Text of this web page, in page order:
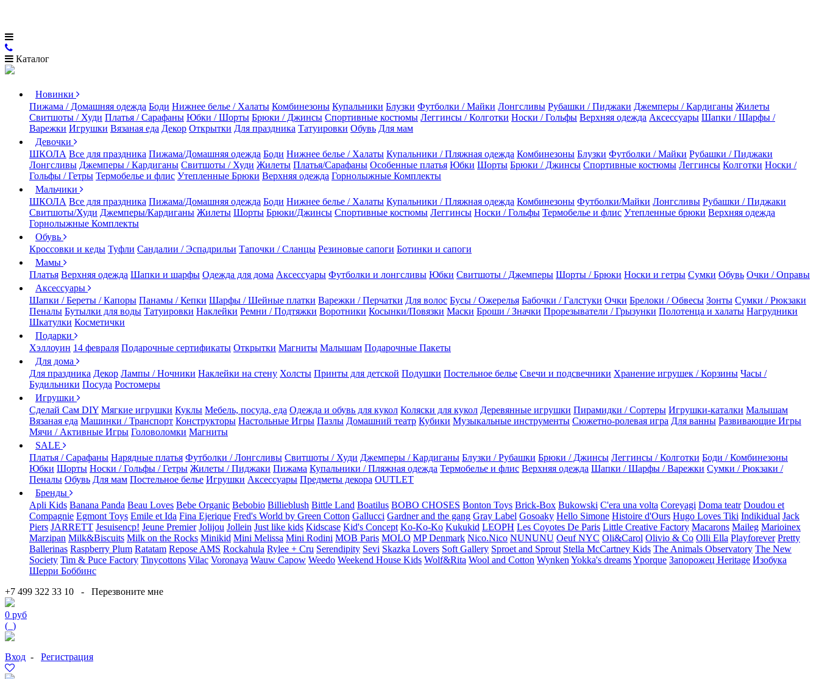
Каталог
Новинки
Пижама / Домашняя одежда Боди Нижнее белье / Халаты Комбинезоны Купальники Блузки Футболки / Майки Лонгсливы Рубашки / Пиджаки Джемперы / Кардиганы Жилеты
Свитшоты / Худи Платья / Сарафаны Юбки / Шорты Брюки / Джинсы Спортивные костюмы Леггинсы / Колготки Носки / Гольфы Верхняя одежда Аксессуары Шапки / Шарфы /
Варежки Игрушки Вязаная еда Декор Открытки Для праздника Татуировки Обувь Для мам
Девочки
ШКОЛА Все для праздника Пижама/Домашняя одежда Боди Нижнее белье / Халаты Купальники / Пляжная одежда Комбинезоны Блузки Футболки / Майки Рубашки / Пиджаки
Лонгсливы Джемперы / Кардиганы Свитшоты / Худи Жилеты Платья/Сарафаны Особенные платья Юбки Шорты Брюки / Джинсы Спортивные костюмы Леггинсы Колготки Носки /
Гольфы / Гетры Термобелье и флис Утепленные Брюки Верхняя одежда Горнолыжные Комплекты
Мальчики
ШКОЛА Все для праздника Пижама/Домашняя одежда Боди Нижнее белье / Халаты Купальники / Пляжная одежда Комбинезоны Футболки/Майки Лонгсливы Рубашки / Пиджаки
Свитшоты/Худи Джемперы/Кардиганы Жилеты Шорты Брюки/Джинсы Спортивные костюмы Леггинсы Носки / Гольфы Термобелье и флис Утепленные брюки Верхняя одежда
Горнолыжные Комплекты
Обувь
Кроссовки и кеды Туфли Сандалии / Эспадрильи Тапочки / Сланцы Резиновые сапоги Ботинки и сапоги
Мамы
Платья Верхняя одежда Шапки и шарфы Одежда для дома Аксессуары Футболки и лонгсливы Юбки Свитшоты / Джемперы Шорты / Брюки Носки и гетры Сумки Обувь Очки / Оправы
Аксессуары
Шапки / Береты / Капоры Панамы / Кепки Шарфы / Шейные платки Варежки / Перчатки Для волос Бусы / Ожерелья Бабочки / Галстуки Очки Брелоки / Обвесы Зонты Сумки / Рюкзаки
Пеналы Бутылки для воды Татуировки Наклейки Ремни / Подтяжки Воротники Косынки/Повязки Маски Броши / Значки Прорезыватели / Грызунки Полотенца и халаты Нагрудники
Шкатулки Косметички
Подарки
Хэллоуин 14 февраля Подарочные сертификаты Открытки Магниты Малышам Подарочные Пакеты
Для дома
Для праздника Декор Лампы / Ночники Наклейки на стену Холсты Принты для детской Подушки Постельное белье Свечи и подсвечники Хранение игрушек / Корзины Часы /
Будильники Посуда Ростомеры
Игрушки
Сделай Сам DIY Мягкие игрушки Куклы Мебель, посуда, еда Одежда и обувь для кукол Коляски для кукол Деревянные игрушки Пирамидки / Сортеры Игрушки-каталки Малышам
Вязаная еда Машинки / Транспорт Конструкторы Настольные Игры Пазлы Домашний театр Кубики Музыкальные инструменты Сюжетно-ролевая игра Для ванны Развивающие Игры
Мячи / Активные Игры Головоломки Магниты
SALE
Платья / Сарафаны Нарядные платья Футболки / Лонгсливы Свитшоты / Худи Джемперы / Кардиганы Блузки / Рубашки Брюки / Джинсы Леггинсы / Колготки Боди / Комбинезоны
Юбки Шорты Носки / Гольфы / Гетры Жилеты / Пиджаки Пижама Купальники / Пляжная одежда Термобелье и флис Верхняя одежда Шапки / Шарфы / Варежки Сумки / Рюкзаки /
Пеналы Обувь Для мам Постельное белье Игрушки Аксессуары Предметы декора OUTLET
Бренды
Apli Kids Banana Panda Beau Loves Bebe Organic Bebobio Billieblush Bittle Land Boatilus BOBO CHOSES Bonton Toys Brick-Box Bukowski C'era una volta Coreyagi Doma teatr Doudou et
Compagnie Egmont Toys Emile et Ida Fina Ejerique Fred's World by Green Cotton Gallucci Gardner and the gang Gray Label Gosoaky Hello Simone Histoire d'Ours Hugo Loves Tiki Indikidual Jack
Piers JARRETT Jesuisencp! Jeune Premier Jolijou Jollein Just like kids Kidscase Kid's Concept Ko-Ko-Ko Kukukid LEOPH Les Coyotes De Paris Little Creative Factory Macarons Maileg Marioinex
Marzipan Milk&Biscuits Milk on the Rocks Minikid Mini Melissa Mini Rodini MOB Paris MOLO MP Denmark Nico.Nico NUNUNU Oeuf NYC Oli&Carol Olivio & Co Olli Ella Playforever Pretty
Ballerinas Raspberry Plum Ratatam Repose AMS Rockahula Rylee + Cru Serendipity Sevi Skazka Lovers Soft Gallery Sproet and Sprout Stella McCartney Kids The Animals Observatory The New
Society Tim & Puce Factory Tinycottons Vilac Voronaya Wauw Capow Weedo Weekend House Kids Wolf&Rita Wool and Cotton Wynken Yokka's dreamsYporque Запорожец Heritage Изобука
Шерри Боббинс
+7 499 322 33 10 - Перезвоните мне
0 руб
( )
Вход - Регистрация